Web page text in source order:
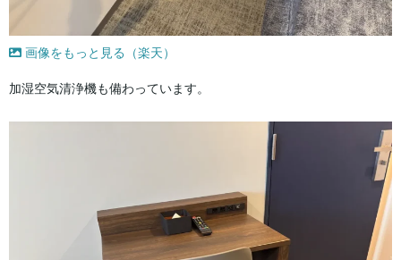
画像をもっと見る（楽天）
加湿空気清浄機も備わっています。